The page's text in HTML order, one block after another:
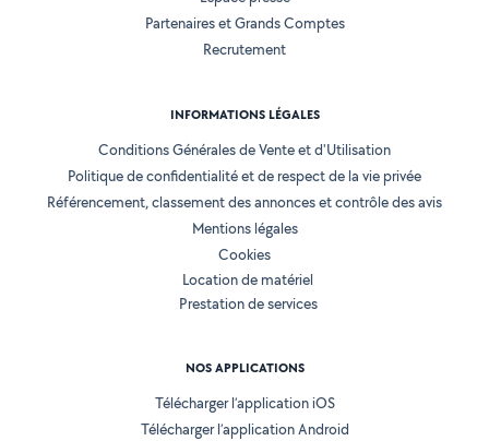
Partenaires et Grands Comptes
Recrutement
INFORMATIONS LÉGALES
Conditions Générales de Vente et d'Utilisation
Politique de confidentialité et de respect de la vie privée
Référencement, classement des annonces et contrôle des avis
Mentions légales
Cookies
Location de matériel
Prestation de services
NOS APPLICATIONS
Télécharger l’application iOS
Télécharger l’application Android